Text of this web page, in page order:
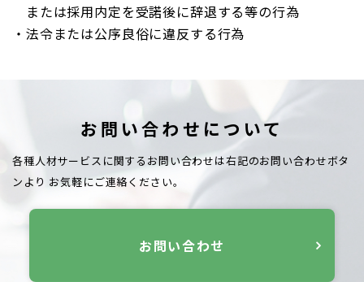
または採用内定を受諾後に辞退する等の行為
・法令または公序良俗に違反する行為
お問い合わせについて
各種人材サービスに関するお問い合わせは右記のお問い合わせボタ
ンより お気軽にご連絡ください。
お問い合わせ